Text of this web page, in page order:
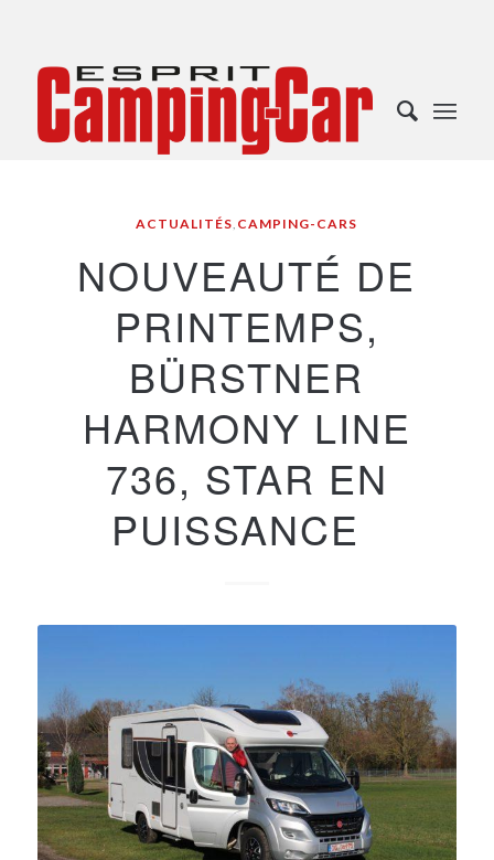
ACTUALITÉS, CAMPING-CARS
NOUVEAUTÉ DE
PRINTEMPS,
BÜRSTNER
HARMONY LINE
736, STAR EN
PUISSANCE